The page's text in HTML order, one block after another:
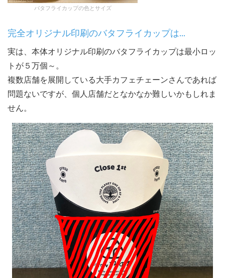
バタフライカップの色とサイズ
完全オリジナル印刷のバタフライカップは…
実は、本体オリジナル印刷のバタフライカップは最小ロッ
トが５万個～。
複数店舗を展開している大手カフェチェーンさんであれば
問題ないですが、個人店舗だとなかなか難しいかもしれま
せん。